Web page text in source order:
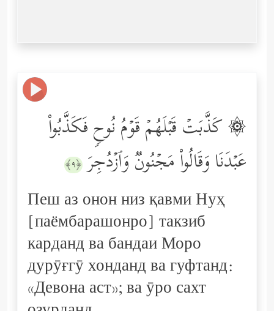
۞ كَذَّبَتۡ قَبۡلَهُمۡ قَوۡمُ نُوحࣲ فَكَذَّبُواْ
عَبۡدَنَا وَقَالُواْ مَجۡنُونࣱ وَٱزۡدُجِرَ ﴿٩﴾
Пеш аз онон низ қавми Нуҳ
[паёмбарашонро] такзиб
карданд ва бандаи Моро
дурӯғгӯ хонданд ва гуфтанд:
«Девона аст»; ва ӯро сахт